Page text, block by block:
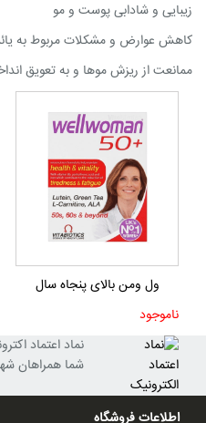
زیبایی و شادابی پوست و مو
کاهش عوارض و مشکلات مربوط به
ممانعت از ریزش موها و به تعویق
ول ومن بالای پنجاه سال
ناموجود
نماد اعتماد
شما همراهان
اطلاعات فروشگاه